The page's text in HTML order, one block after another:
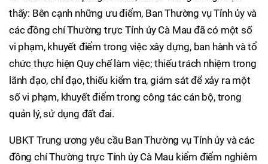
thấy: Bên cạnh những ưu điểm, Ban Thường vụ Tỉnh ủy và
các đồng chí Thường trực Tỉnh ủy Cà Mau đã có một số
vi phạm, khuyết điểm trong việc xây dựng, ban hành và tổ
chức thực hiện Quy chế làm việc; thiếu trách nhiệm trong
lãnh đạo, chỉ đạo, thiếu kiểm tra, giám sát để xảy ra một
số vi phạm, khuyết điểm trong công tác cán bộ, trong
quản lý, sử dụng đất đai.
UBKT Trung ương yêu cầu Ban Thường vụ Tỉnh ủy và các
đồng chí Thường trực Tỉnh ủy Cà Mau kiểm điểm nghiêm